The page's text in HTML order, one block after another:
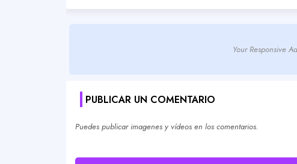
Your Responsive
PUBLICAR UN COMENTARIO
Puedes publicar imagenes y vídeos en los comentarios.